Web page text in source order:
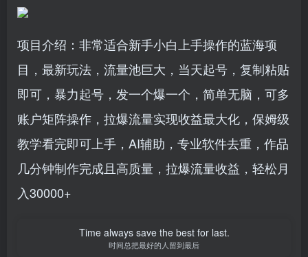
项目介绍：非常适合新手小白上手操作的蓝海项
目，最新玩法，流量池巨大，当天起号，复制粘贴
即可，暴力起号，发一个爆一个，简单无脑，可多
账户矩阵操作，拉爆流量实现收益最大化，保姆级
教学看完即可上手，AI辅助，专业软件去重，作品
几分钟制作完成且高质量，拉爆流量收益，轻松月
入30000+
Time always save the best for last.
时间总把最好的人留到最后